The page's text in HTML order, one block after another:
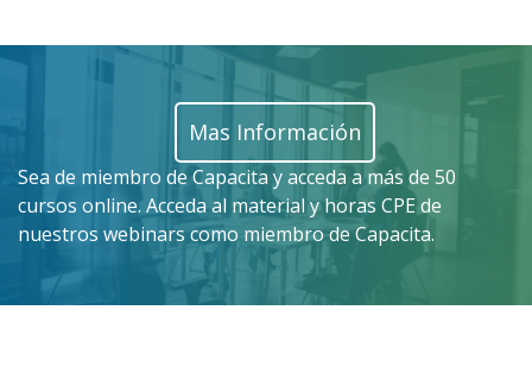
Mas Información
Sea de miembro de Capacita y acceda a más de 50
cursos online. Acceda al material y horas CPE de
nuestros webinars como miembro de Capacita.